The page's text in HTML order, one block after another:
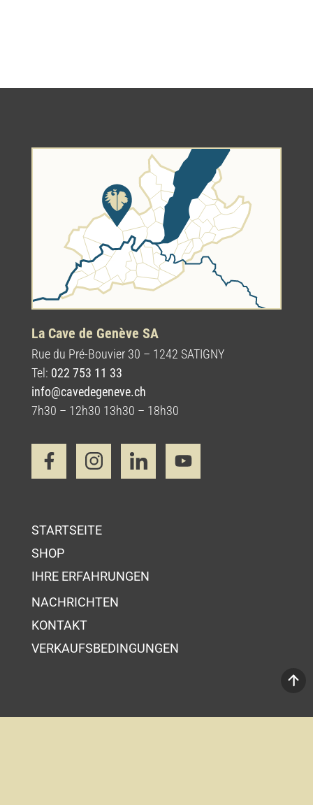
La Cave de Genève SA
Rue du Pré-Bouvier 30 – 1242 SATIGNY
Tel: 022 753 11 33
info@cavedegeneve.ch
7h30 – 12h30 13h30 – 18h30
STARTSEITE
SHOP
IHRE ERFAHRUNGEN
NACHRICHTEN
KONTAKT
VERKAUFSBEDINGUNGEN